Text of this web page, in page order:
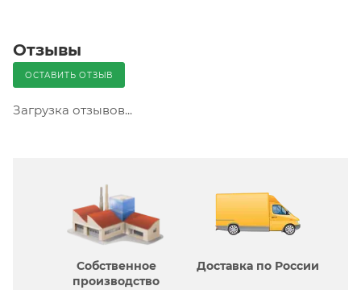
Отзывы
ОСТАВИТЬ ОТЗЫВ
Загрузка отзывов...
Собственное
производcтво
Доставка по России